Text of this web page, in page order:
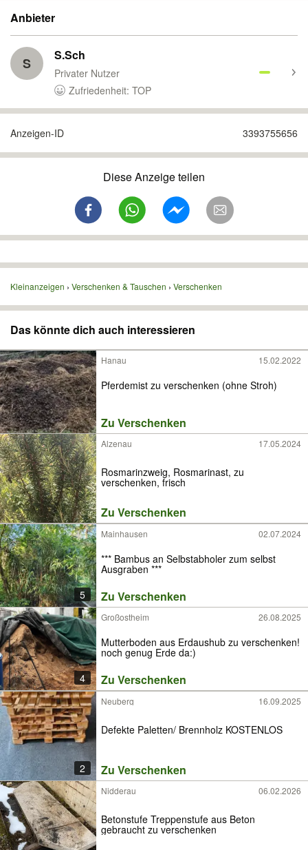
Anbieter
S S.Sch
Privater Nutzer
Zufriedenheit: TOP
Anzeigen-ID 3393755656
Diese Anzeige teilen
Kleinanzeigen Verschenken & Tauschen Verschenken
Das könnte dich auch interessieren
Hanau 15.02.2022
Pferdemist zu verschenken (ohne Stroh)
Zu Verschenken
Alzenau 17.05.2024
Rosmarinzweig, Rosmarinast, zu
verschenken, frisch
Zu Verschenken
5
Mainhausen 02.07.2024
*** Bambus an Selbstabholer zum selbst
Ausgraben ***
Zu Verschenken
4
Großostheim 26.08.2025
Mutterboden aus Erdaushub zu verschenken!
noch genug Erde da:)
Zu Verschenken
2
Neuberg 16.09.2025
Defekte Paletten/ Brennholz KOSTENLOS
Zu Verschenken
Nidderau 06.02.2026
Betonstufe Treppenstufe aus Beton
gebraucht zu verschenken